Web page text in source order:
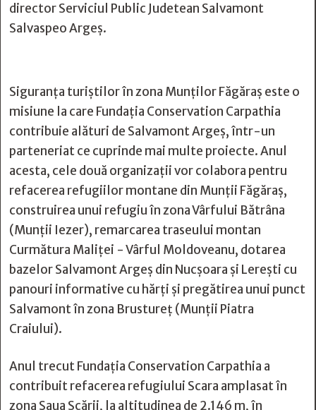
director Serviciul Public Judetean Salvamont
Salvaspeo Argeș.
Siguranța turiștilor în zona Munților Făgăraș este o
misiune la care Fundația Conservation Carpathia
contribuie alături de Salvamont Argeș, într-un
parteneriat ce cuprinde mai multe proiecte. Anul
acesta, cele două organizații vor colabora pentru
refacerea refugiilor montane din Munții Făgăraș,
construirea unui refugiu în zona Vârfului Bătrâna
(Munții Iezer), remarcarea traseului montan
Curmătura Maliţei - Vârful Moldoveanu, dotarea
bazelor Salvamont Argeș din Nucșoara și Lerești cu
panouri informative cu hărți și pregătirea unui punct
Salvamont în zona Brustureț (Munții Piatra
Craiului).
Anul trecut Fundația Conservation Carpathia a
contribuit refacerea refugiului Scara amplasat în
zona Șaua Scării, la altitudinea de 2.146 m, în